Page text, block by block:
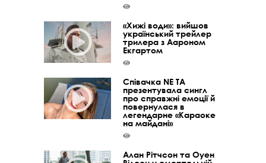
«Хижі води»: вийшов
український трейлер
трилера з Аароном
Екгартом
Співачка NE TA
презентувала сингл
про справжні емоції й
повернулася в
легендарне «Караоке
на майдані»
Алан Рітчсон та Оуен